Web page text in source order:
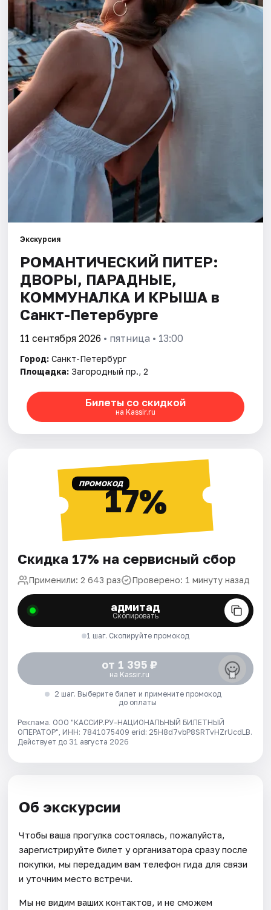
Города
Площадки
Артисты
Рейтинги
Экскурсия
РОМАНТИЧЕСКИЙ ПИТЕР:
ДВОРЫ, ПАРАДНЫЕ,
КОММУНАЛКА И КРЫША в
Санкт-Петербурге
11 сентября 2026 • пятница • 13:00
Город: Санкт-Петербург
Площадка: Загородный пр., 2
Билеты со скидкой
на Kassir.ru
ПРОМОКОД17%
Скидка 17% на сервисный сбор
Применили: 2 643 раз Проверено: 1 минуту назад
адмитад
Скопировать
1 шаг. Скопируйте промокод
от 1 395 ₽
на Kassir.ru
2 шаг. Выберите билет и примените промокод
до оплаты
Реклама. ООО "КАССИР.РУ-НАЦИОНАЛЬНЫЙ БИЛЕТНЫЙ
ОПЕРАТОР", ИНН: 7841075409 erid: 25H8d7vbP8SRTvHZrUcdLB.
Действует до 31 августа 2026
Об экскурсии
Чтобы ваша прогулка состоялась, пожалуйста,
зарегистрируйте билет у организатора сразу после
покупки, мы передадим вам телефон гида для связи
и уточним место встречи.
Мы не видим ваших контактов, и не сможем